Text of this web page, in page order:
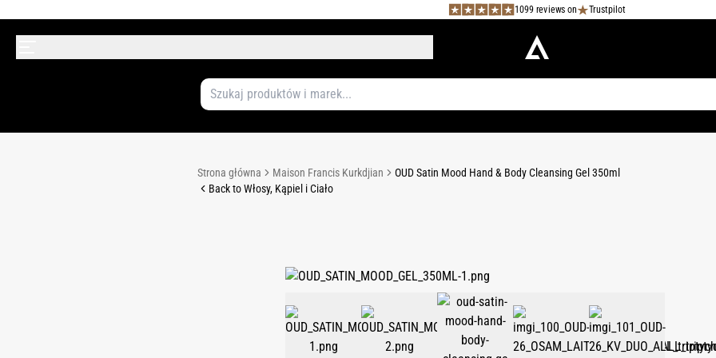
1099 reviews on Trustpilot
Strona główna Maison Francis Kurkdjian
OUD Satin Mood Hand & Body Cleansing Gel 350ml
Back to Włosy, Kąpiel i Ciało